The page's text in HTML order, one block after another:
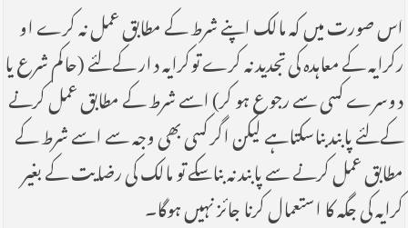
اس صورت میں کہ مالک اپنے شرط کے مطابق عمل نہ کرے او
رکرایہ کے معاہدہ کی تجدید نہ کرے توکرایہ دار کےلئے (حاکم شرع یا
دوسرے کسی سے رجوع ہو کر) اسے شرط کے مطابق عمل کرنے
کےلئے پابند بناسکتاہے لیکن اگر کسی بھی وجہ سے اسے شرط کے
مطابق عمل کرنے سے پابند نہ بناسکے تو مالک کی رضایت کے بغیر
کرایہ کی جگہ کا استعمال کرنا جائز نہیں ہوگا۔